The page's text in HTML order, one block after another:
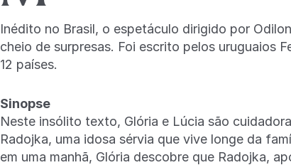
Inédito no Brasil, o espetáculo dirigido por
cheio de surpresas. Foi escrito pelos uruguaios
12 países.
Sinopse
Neste insólito texto, Glória e Lúcia são
Radojka, uma idosa sérvia que vive longe da
em uma manhã, Glória descobre que Radojka,